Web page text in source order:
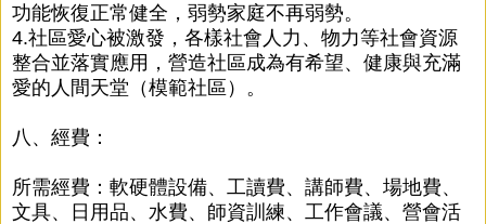
功能恢復正常健全，弱勢家庭不再弱勢。
4.社區愛心被激發，各樣社會人力、物力等社會資源
整合並落實應用，營造社區成為有希望、健康與充滿
愛的人間天堂（模範社區）。
八、經費：
所需經費：軟硬體設備、工讀費、講師費、場地費、
文具、日用品、水費、師資訓練、工作會議、營會活